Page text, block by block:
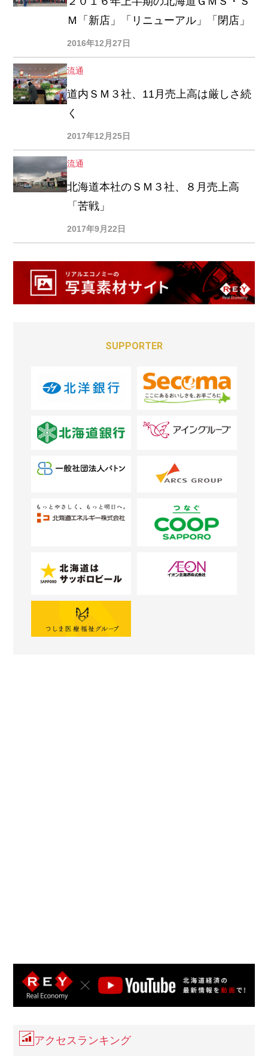
Ｍ「新店」「リニューアル」「閉店」
2016年12月27日
流通
道内ＳＭ３社、11月売上高は厳しさ続
く
2017年12月25日
流通
北海道本社のＳＭ３社、８月売上高
「苦戦」
2017年9月22日
SUPPORTER
アクセスランキング